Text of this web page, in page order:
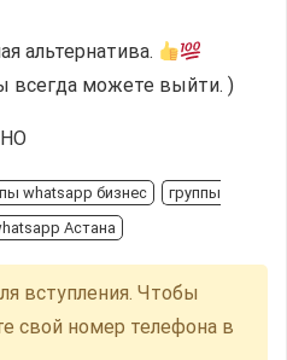
альтернатива.
всегда можете выйти. )
whatsapp бизнес
группы
Астана
вступления. Чтобы
свой номер телефона в